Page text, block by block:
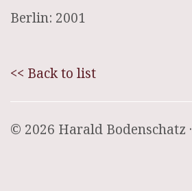
Berlin: 2001
<< Back to list
© 2026 Harald Bodenschatz ·